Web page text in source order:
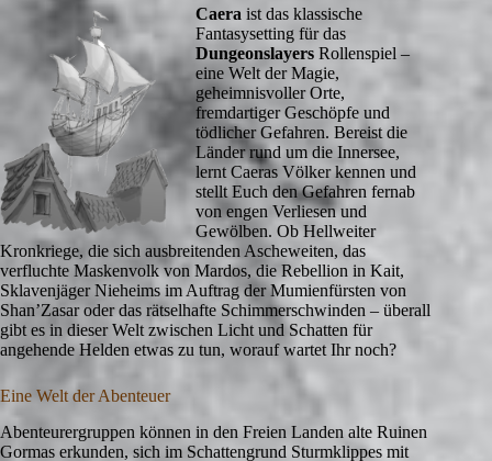
Caera ist das klassische
Fantasysetting für das
Dungeonslayers Rollenspiel –
eine Welt der Magie,
geheimnisvoller Orte,
fremdartiger Geschöpfe und
tödlicher Gefahren. Bereist die
Länder rund um die Innersee,
lernt Caeras Völker kennen und
stellt Euch den Gefahren fernab
von engen Verliesen und
Gewölben. Ob Hellweiter
Kronkriege, die sich ausbreitenden Ascheweiten, das
verfluchte Maskenvolk von Mardos, die Rebellion in Kait,
Sklavenjäger Nieheims im Auftrag der Mumienfürsten von
Shan’Zasar oder das rätselhafte Schimmerschwinden – überall
gibt es in dieser Welt zwischen Licht und Schatten für
angehende Helden etwas zu tun, worauf wartet Ihr noch?
Eine Welt der Abenteuer
Abenteurergruppen können in den Freien Landen alte Ruinen
Gormas erkunden, sich im Schattengrund Sturmklippes mit